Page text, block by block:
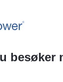
sølv og andre
besøker